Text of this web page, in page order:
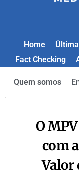
Home
Fact Checking
Quem somos
O
com
Valor